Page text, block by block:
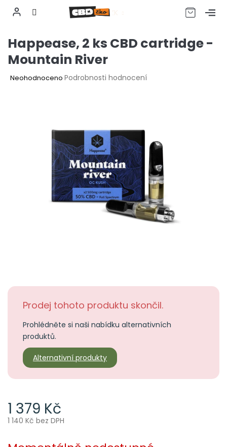
obsah
CZK
Happease, 2 ks CBD cartridge -
Mountain River
Průměrné
Neohodnoceno Podrobnosti hodnocení
1 379 Kč
1 140 Kč bez DPH
cena:
Prodej tohoto produktu skončil.
Prohlédněte si naši nabídku alternativních
produktů.
Alternativní produkty